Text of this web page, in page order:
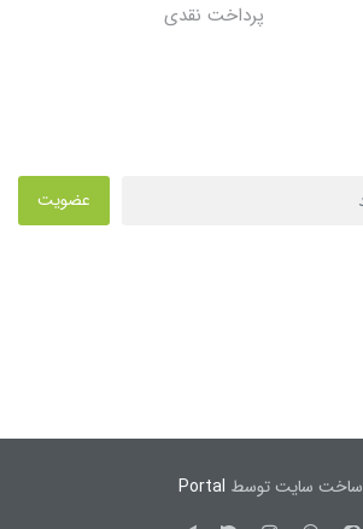
پرداخت نقدی
عضویت
ساخت سایت توسط Portal